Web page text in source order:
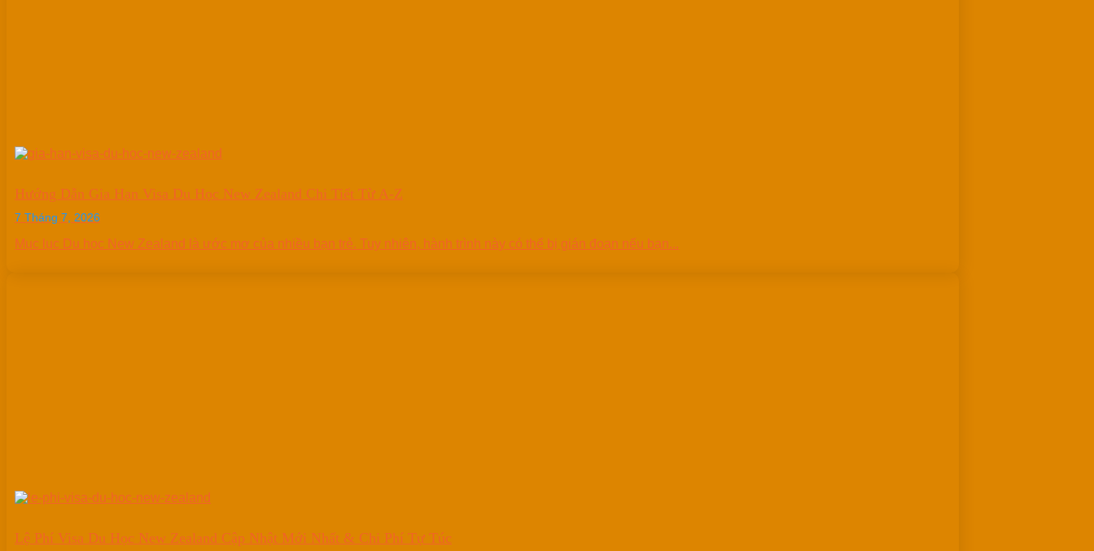
Hướng Dẫn Gia Hạn Visa Du Học New Zealand Chi Tiết Từ A-Z
7 Tháng 7, 2026
Mục lục Du học New Zealand là ước mơ của nhiều bạn trẻ. Tuy nhiên, hành trình này có thể bị gián đoạn nếu bạn...
Lệ Phí Visa Du Học New Zealand Cập Nhật Mới Nhất & Chi Phí Tự Túc